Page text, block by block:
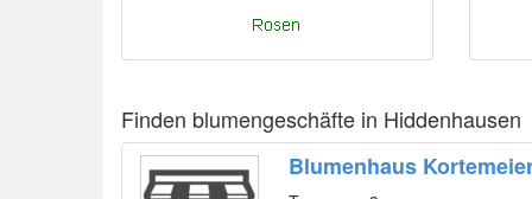
Finden blumengeschäfte in Hiddenhausen
Blumenhaus